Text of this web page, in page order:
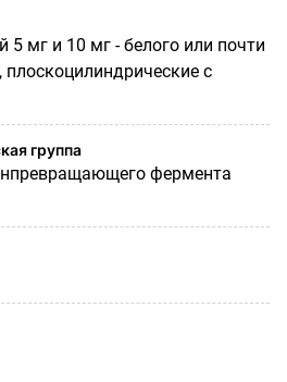
5 мг и 10 мг - белого или почти
плоскоцилиндрические с
группа
фермента